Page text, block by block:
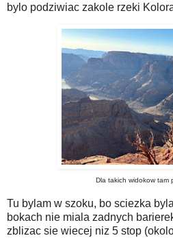
bylo podziwiac zakole rzeki
Dla takich widokow tam
Tu bylam w szoku, bo sciezka
bokach nie miala zadnych
zblizac sie wiecej niz 5 stop